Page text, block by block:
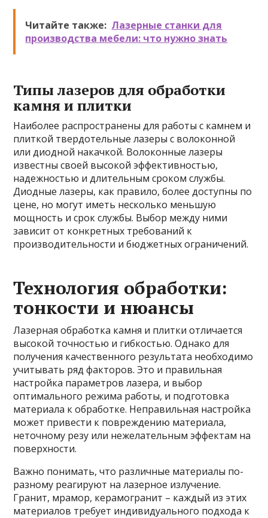
Читайте также: Лазерные станки для
производства мебели: что нужно знать
Типы лазеров для обработки
камня и плитки
Наиболее распространены для работы с камнем и
плиткой твердотельные лазеры с волоконной
или диодной накачкой. Волоконные лазеры
известны своей высокой эффективностью,
надежностью и длительным сроком службы.
Диодные лазеры, как правило, более доступны по
цене, но могут иметь несколько меньшую
мощность и срок службы. Выбор между ними
зависит от конкретных требований к
производительности и бюджетных ограничений.
Технология обработки:
тонкости и нюансы
Лазерная обработка камня и плитки отличается
высокой точностью и гибкостью. Однако для
получения качественного результата необходимо
учитывать ряд факторов. Это и правильная
настройка параметров лазера, и выбор
оптимального режима работы, и подготовка
материала к обработке. Неправильная настройка
может привести к повреждению материала,
неточному резу или нежелательным эффектам на
поверхности.
Важно понимать, что различные материалы по-
разному реагируют на лазерное излучение.
Гранит, мрамор, керамогранит – каждый из этих
материалов требует индивидуального подхода к